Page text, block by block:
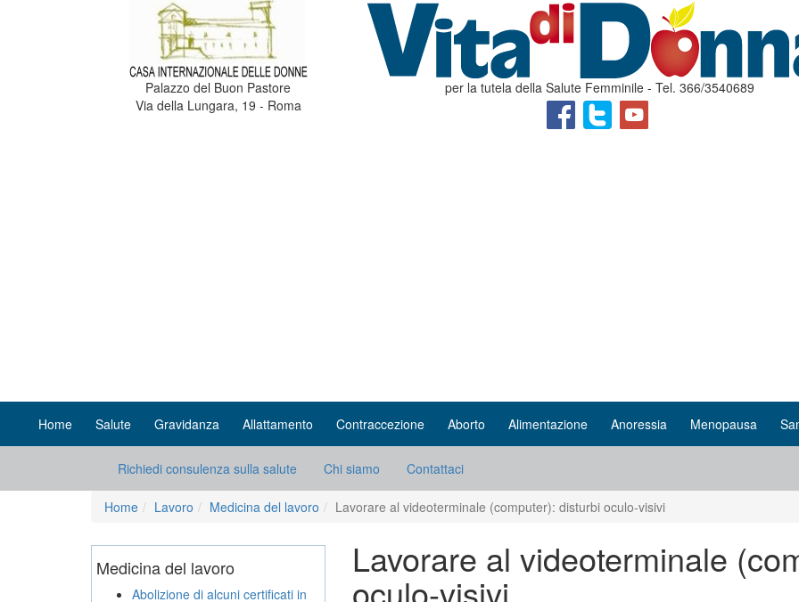
Palazzo del Buon Pastore
Via della Lungara, 19 - Roma
per la tutela della Salute Femminile - Tel. 366/3540689
Home Salute Gravidanza Allattamento Contraccezione Aborto Alimentazione Anoressia Menopausa
Richiedi consulenza sulla salute Chi siamo Contattaci
Home Lavoro Medicina del lavoro Lavorare al videoterminale (computer): disturbi oculo-visivi
Lavorare al videoterminale
oculo-visivi
Medicina del lavoro
Abolizione di alcuni certificati in